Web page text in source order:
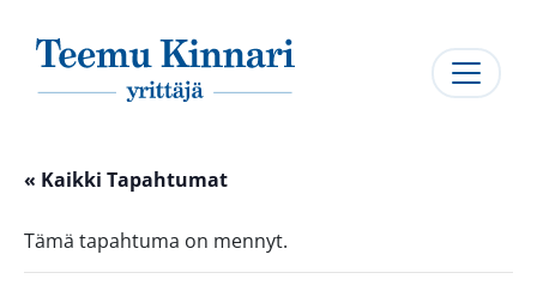
Päävalikko
« Kaikki Tapahtumat
Tämä tapahtuma on mennyt.